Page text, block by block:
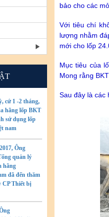
cứ 1 -2 tháng,
hãng lốp BKT
sử dụng lốp
nam
Ông
quản lý
hãng
đã đến thăm
CP Thiết bị
bảo cho các
Với tiêu chí
lượng nhằm
mới cho lốp
Mục tiêu của
Mong rằng
Sau đây là các